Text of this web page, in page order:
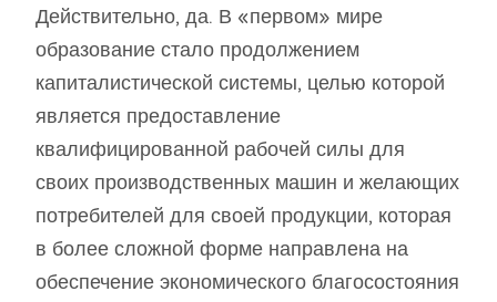
Действительно, да. В «первом» мире
образование стало продолжением
капиталистической системы, целью которой
является предоставление
квалифицированной рабочей силы для
своих производственных машин и желающих
потребителей для своей продукции, которая
в более сложной форме направлена ​​на
обеспечение экономического благосостояния